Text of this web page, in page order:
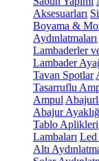
Aksesuarları
Boyama &
Aydınlatmaları
Lambaderler
Lambader
Tavan Spotlar
Tasarruflu
Ampul
Abajur
Tablo Aplikleri
Lambaları Led
Altı